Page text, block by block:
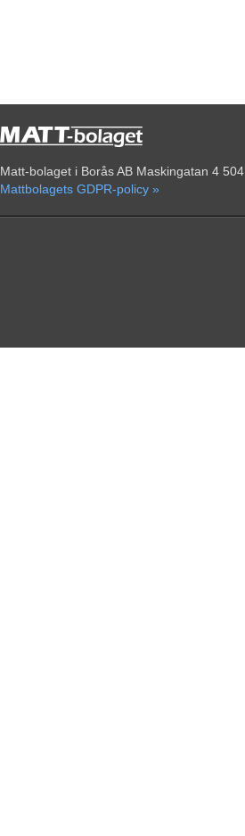
Matt-bolaget i Borås AB Maskingatan 4
Mattbolagets GDPR-policy »